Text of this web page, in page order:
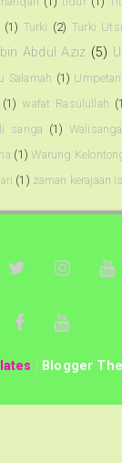
(1) Turki (2) Turki
Abdul Aziz (5)
Salamah (1) Umpetan
(1) wafat Rasulullah
sanga (1) Walisanga
(1) Warung
(1) zaman kerajaan
Blogger